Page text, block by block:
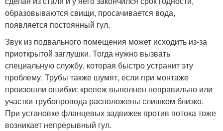
образовываются свищи, просачивается вода,
появляется постоянный гул.
Звук из подвального помещения может исходить из-за
приоткрытой заглушки. Тогда нужно вызвать
специальную службу, которая быстро устранит эту
проблему. Трубы также шумят, если при монтаже
произошли ошибки: крепеж выполнен неправильно или
участки трубопровода расположены слишком близко.
При установке фланцевых задвижек против потока тоже
возникает непрерывный гул.